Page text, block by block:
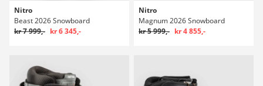
Nitro
Beast 2026 Snowboard
kr 7 999,- kr 6 345,-
Nitro
Magnum 2026 Snowboard
kr 5 999,- kr 4 855,-